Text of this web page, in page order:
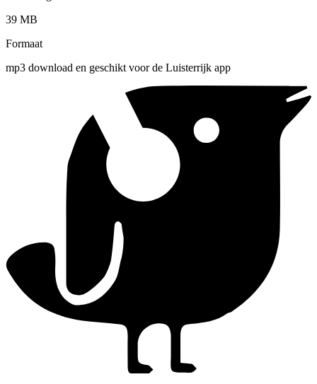
39 MB
Formaat
mp3 download en geschikt voor de Luisterrijk app